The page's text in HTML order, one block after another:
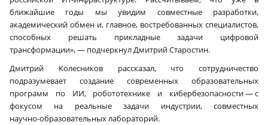
ближайшие годы мы увидим совместные разработки,
академический обмен и, главное, востребованных специалистов,
способных решать прикладные задачи цифровой
трансформации», — подчеркнул Дмитрий Старостин.
Дмитрий Колесников рассказал, что сотрудничество
подразумевает создание современных образовательных
программ по ИИ, робототехнике и кибербезопасности — с
фокусом на реальные задачи индустрии, совместных
научно‑образовательных лабораторий.